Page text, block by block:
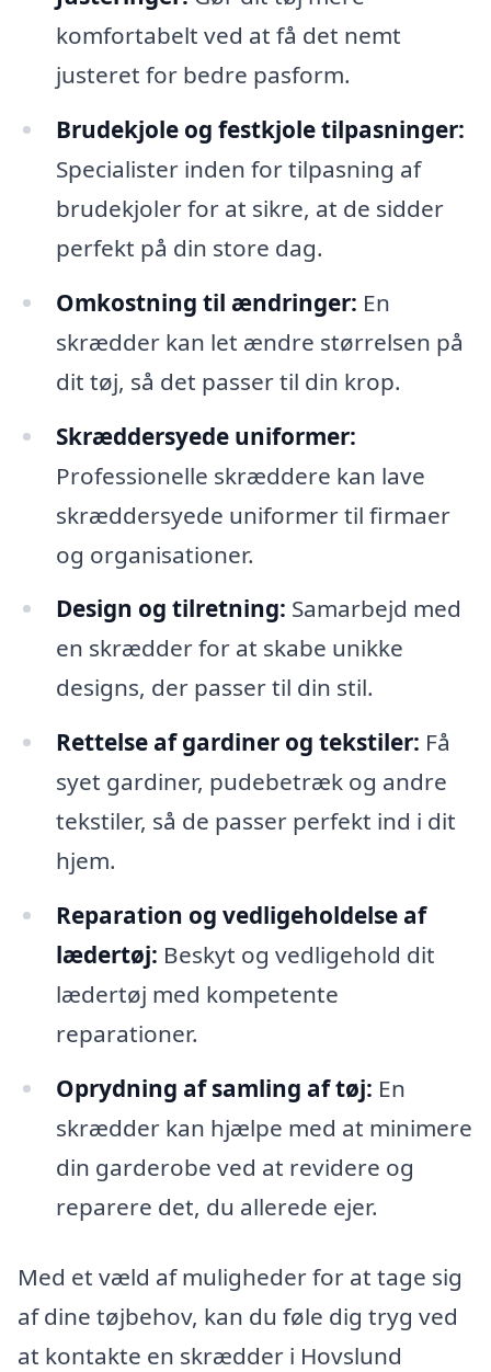
komfortabelt ved at få det nemt
justeret for bedre pasform.
Brudekjole og festkjole tilpasninger:
Specialister inden for tilpasning af
brudekjoler for at sikre, at de sidder
perfekt på din store dag.
Omkostning til ændringer: En
skrædder kan let ændre størrelsen på
dit tøj, så det passer til din krop.
Skræddersyede uniformer:
Professionelle skræddere kan lave
skræddersyede uniformer til firmaer
og organisationer.
Design og tilretning: Samarbejd med
en skrædder for at skabe unikke
designs, der passer til din stil.
Rettelse af gardiner og tekstiler: Få
syet gardiner, pudebetræk og andre
tekstiler, så de passer perfekt ind i dit
hjem.
Reparation og vedligeholdelse af
lædertøj: Beskyt og vedligehold dit
lædertøj med kompetente
reparationer.
Oprydning af samling af tøj: En
skrædder kan hjælpe med at minimere
din garderobe ved at revidere og
reparere det, du allerede ejer.
Med et væld af muligheder for at tage sig
af dine tøjbehov, kan du føle dig tryg ved
at kontakte en skrædder i Hovslund